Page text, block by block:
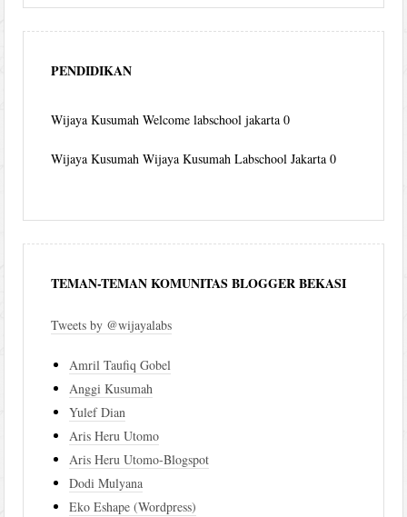
PENDIDIKAN
Wijaya Kusumah Welcome labschool jakarta 0
Wijaya Kusumah Wijaya Kusumah Labschool Jakarta 0
TEMAN-TEMAN KOMUNITAS BLOGGER BEKASI
Tweets by @wijayalabs
Amril Taufiq Gobel
Anggi Kusumah
Yulef Dian
Aris Heru Utomo
Aris Heru Utomo-Blogspot
Dodi Mulyana
Eko Eshape (Wordpress)